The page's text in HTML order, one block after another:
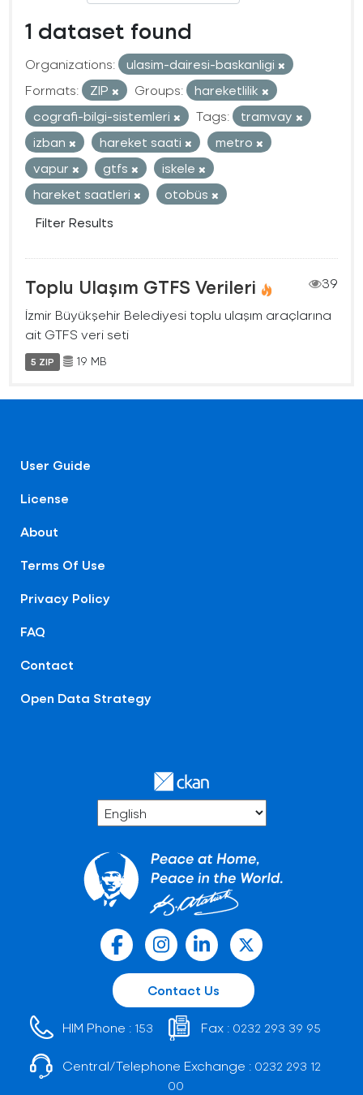
1 dataset found
Organizations:
ulasim-dairesi-baskanligi
Formats:
ZIP Groups:
hareketlilik
cografi-bilgi-sistemleri
Tags:
tramvay
izban
hareket saati
metro
vapur
gtfs
iskele
hareket saatleri
otobüs
Filter Results
Toplu Ulaşım GTFS Verileri
39
İzmir Büyükşehir Belediyesi toplu ulaşım araçlarına
ait GTFS veri seti
5 ZIP 19 MB
User Guide
License
About
Terms Of Use
Privacy Policy
FAQ
Contact
Open Data Strategy
Contact Us
HIM Phone : 153 Fax : 0232 293 39 95
Central/Telephone Exchange : 0232 293 12
00